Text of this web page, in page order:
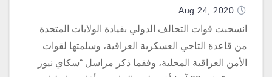
Aug 24, 2020
انسحبت قوات التحالف الدولي بقيادة الولايات المتحدة
من قاعدة التاجي العسكرية العراقية، وسلمتها لقوات
الأمن العراقية المحلية، وفقما ذكر مراسل “سكاي نيوز